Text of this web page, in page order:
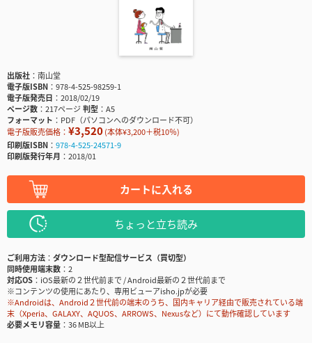
出版社
南山堂
電子版ISBN
978-4-525-98259-1
電子版発売日
2018/02/19
ページ数
217ページ判型
A5
フォーマット
PDF（パソコンへのダウンロード不可）
電子版販売価格： ¥3,520(本体¥3,200＋税10％)
印刷版ISBN
978-4-525-24571-9
印刷版発行年月
2018/01
カートに入れる
ちょっと立ち読み
ご利用方法
ダウンロード型配信サービス（買切型）
同時使用端末数
2
対応OS
iOS最新の２世代前まで / Android最新の２世代前まで
※コンテンツの使用にあたり、専用ビューアisho.jpが必要
※Androidは、Android２世代前の端末のうち、国内キャリア経由で販売されている端
末（Xperia、GALAXY、AQUOS、ARROWS、Nexusなど）にて動作確認しています
必要メモリ容量
36 MB以上